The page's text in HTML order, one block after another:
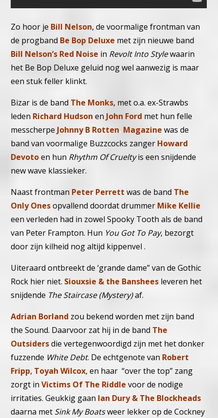
Zo hoor je Bill Nelson, de voormalige frontman van
de progband Be Bop Deluxe met zijn nieuwe band
Bill Nelson’s Red Noise in Revolt Into Stylewaarin
het Be Bop Deluxe geluid nog wel aanwezig is maar
een stuk feller klinkt.
Bizar is de band The Monks, met o.a. ex-Strawbs
leden Richard Hudsonen John Ford met hun felle
messcherpe Johnny B Rotten. Magazine was de
band van voormalige Buzzcocks zanger Howard
Devotoen hun Rhythm Of Crueltyis een snijdende
new wave klassieker.
Naast frontman Peter Perrett was de band The
Only Onesopvallend doordat drummer Mike Kellie
een verleden had in zowel Spooky Tooth als de band
van Peter Frampton. Hun You Got To Pay, bezorgt
door zijn kilheid nog altijd kippenvel .
Uiteraard ontbreekt de ‘grande dame” van de Gothic
Rock hier niet. Siouxsie & the Banshees leveren het
snijdende The Staircase (Mystery)af.
Adrian Borland zou bekend worden met zijn band
the Sound. Daarvoor zat hij in de band The
Outsidersdie vertegenwoordigd zijn met het donker
fuzzende White Debt. De echtgenote van Robert
Fripp, Toyah Wilcox, en haar “over the top” zang
zorgt inVictims Of The Riddle voor de nodige
irritaties.Geukkig gaan Ian Dury & The Blockheads
daarna met Sink My Boatsweer lekker op de Cockney